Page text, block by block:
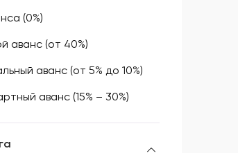
(0%)
аванс (от 40%)
аванс (от 5% до 10%)
аванс (15% – 30%)